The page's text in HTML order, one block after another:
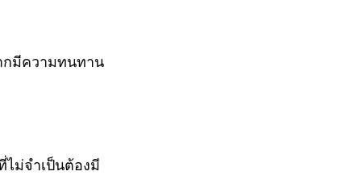
กมีความทนทาน
ม่จำเป็นต้องมี